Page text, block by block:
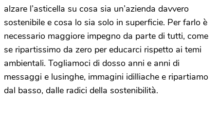
alzare l’asticella su cosa sia un’azienda davvero
sostenibile e cosa lo sia solo in superficie. Per farlo è
necessario maggiore impegno da parte di tutti, come
se ripartissimo da zero per educarci rispetto ai temi
ambientali. Togliamoci di dosso anni e anni di
messaggi e lusinghe, immagini idilliache e ripartiamo
dal basso, dalle radici della sostenibilità.